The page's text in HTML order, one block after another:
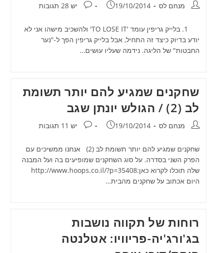
מחבר:מנחם לס פורסם:
19/10/2014 תגובות:
יש 28 תגובות
1. בלייק גריפין עומד 'TO LOSE IT' ולהשכיב מישהו אני לא
יודע בדיוק כיצד זה התחיל, אבל בלייק גריפין הפך ל-"נער
החבטות" של הליגה. נידמה שעליו עושים…
שחקנים שמגיע להם יותר תשומת
לב (2) / הגולש יונתן שגב
מחבר:מנחם לס פורסם:
19/10/2014 תגובות:
יש 11 תגובות
שחקנים שמגיע להם יותר תשומת לב (2) אנחנו ממשיכים עם
הפרק השני בסדרה. על סוג השחקנים שמופיעים בה ועל המבנה
שלה תוכלו לקרוא כאן:http://www.hoops.co.il/?p=35408
היום אכתוב על שחקנים מהבית…
רוחות של תקווה נושבות
בג'ורג'יה-פריוויו: אטלנטה